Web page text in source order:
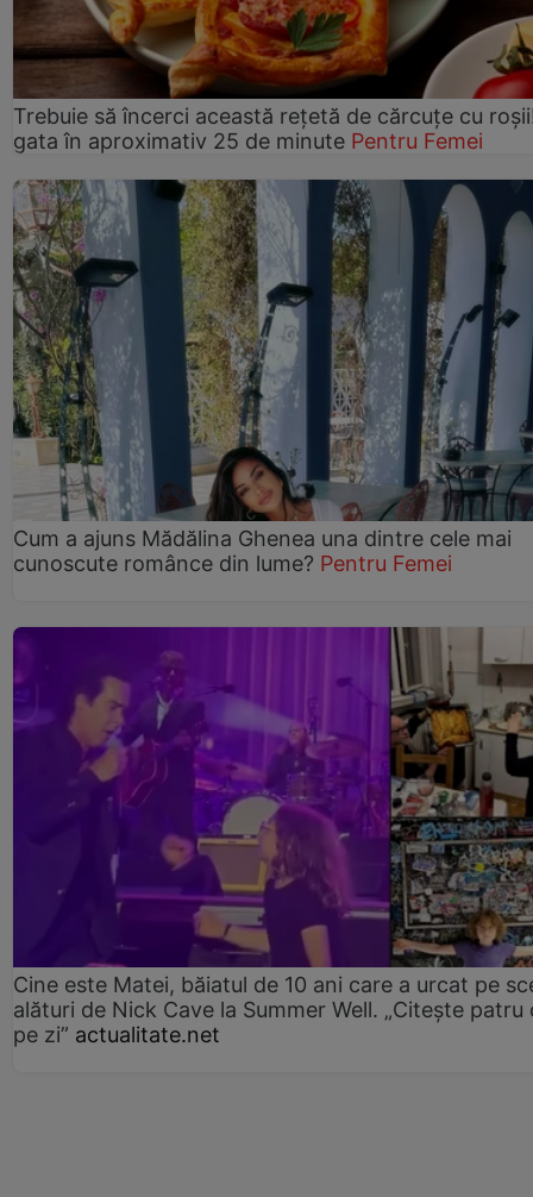
Trebuie să încerci această rețetă de cărcuțe cu
gata în aproximativ 25 de minute Pentru Femei
Cum a ajuns Mădălina Ghenea una dintre cele mai
cunoscute românce din lume? Pentru Femei
Cine este Matei, băiatul de 10 ani care a urcat pe
alături de Nick Cave la Summer Well. „Citește patru
pe zi” actualitate.net